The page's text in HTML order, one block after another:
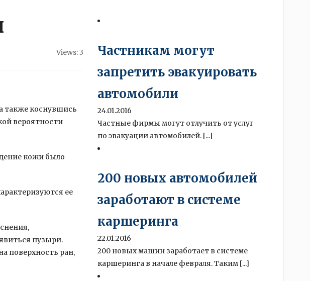
Views: 3
также коснувшись
вероятности
кожи было
ее
пузыри.
поверхность ран,
Частникам могут
запретить эвакуировать
автомобили
24.01.2016
Частные фирмы могут отлучить от услуг
по эвакуации автомобилей. [...]
200 новых автомобилей
заработают в системе
каршеринга
22.01.2016
200 новых машин заработает в системе
каршеринга в начале февраля. Таким [...]